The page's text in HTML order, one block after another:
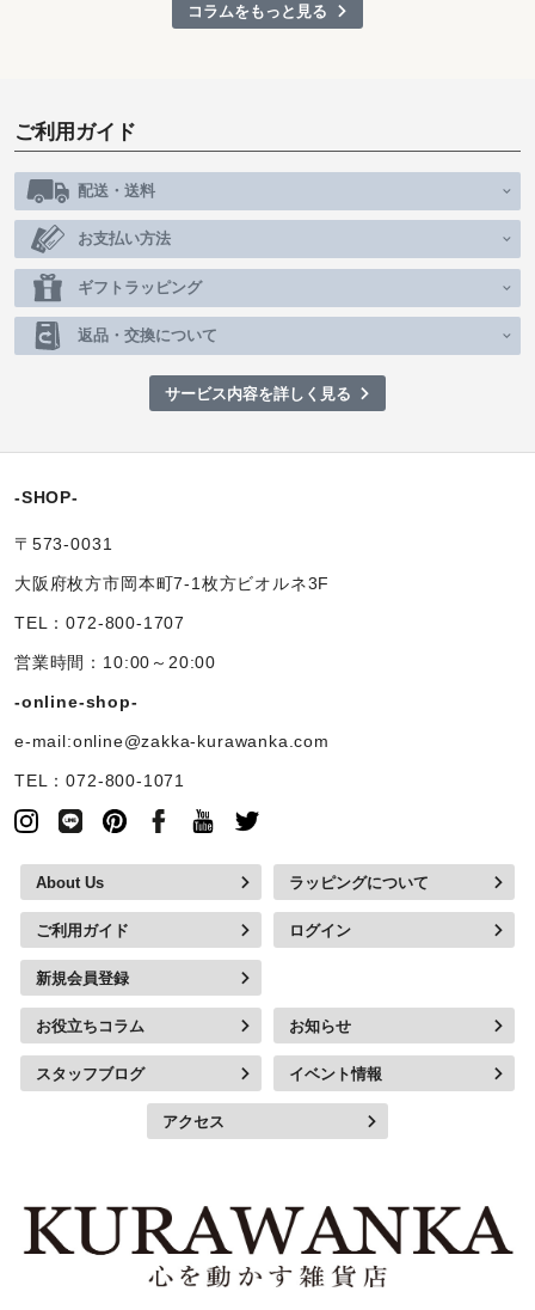
コラムをもっと見る
ご利用ガイド
配送・送料
お支払い方法
ギフトラッピング
返品・交換について
サービス内容を詳しく見る
-SHOP-
〒573-0031
大阪府枚方市岡本町7-1枚方ビオルネ3F
TEL：072-800-1707
営業時間：10:00～20:00
-online-shop-
e-mail:online@zakka-kurawanka.com
TEL：072-800-1071
About Us ラッピングについて
ご利用ガイド ログイン
新規会員登録
お役立ちコラム お知らせ
スタッフブログ イベント情報
アクセス